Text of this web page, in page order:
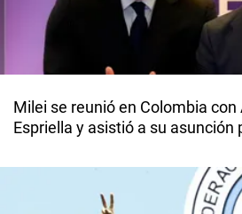
Milei se reunió en Colombia con
Espriella y asistió a su asunción